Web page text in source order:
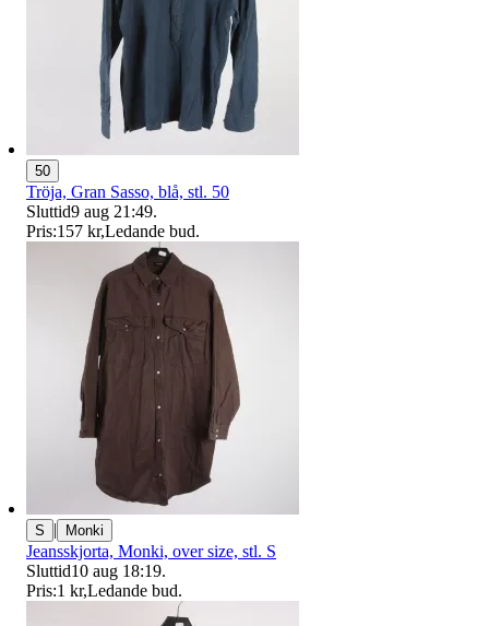
50
Tröja, Gran Sasso, blå, stl. 50
Sluttid9 aug 21:49.
Pris:157 kr,Ledande bud.
S | Monki
Jeansskjorta, Monki, over size, stl. S
Sluttid10 aug 18:19.
Pris:1 kr,Ledande bud.